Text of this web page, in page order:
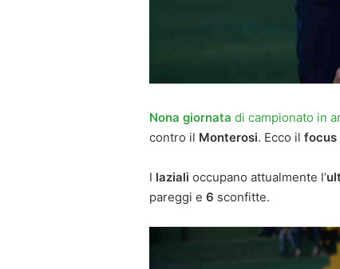
Nona giornata di campionato in
contro il Monterosi. Ecco il focus
I laziali occupano attualmente l’
pareggi e 6 sconfitte.